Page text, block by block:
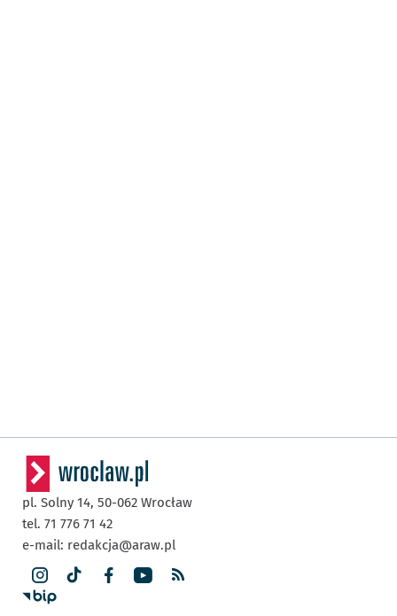
pl. Solny 14, 50-062 Wrocław
tel. 71 776 71 42
e-mail: redakcja@araw.pl